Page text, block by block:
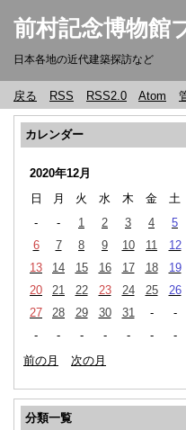
前村記念博物館
日本各地の近代建築探訪など
戻る RSS RSS2.0 Atom
カレンダー
2020年12月
日
月 火 水 木 金
土
-
- 1 2 3 4
5
6
7 8 9 10 11
12
13
14 15 16 17 18
19
20
21 22 23 24 25
26
27
28 29 30 31 -
-
-
- - - - -
-
前の月
次の月
分類一覧